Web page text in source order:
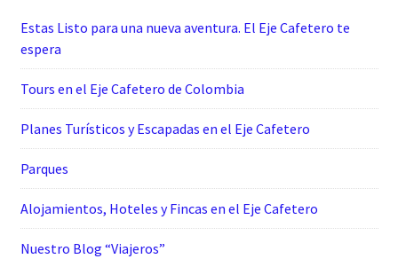
Estas Listo para una nueva aventura. El Eje Cafetero te
espera
Tours en el Eje Cafetero de Colombia
Planes Turísticos y Escapadas en el Eje Cafetero
Parques
Alojamientos, Hoteles y Fincas en el Eje Cafetero
Nuestro Blog “Viajeros”